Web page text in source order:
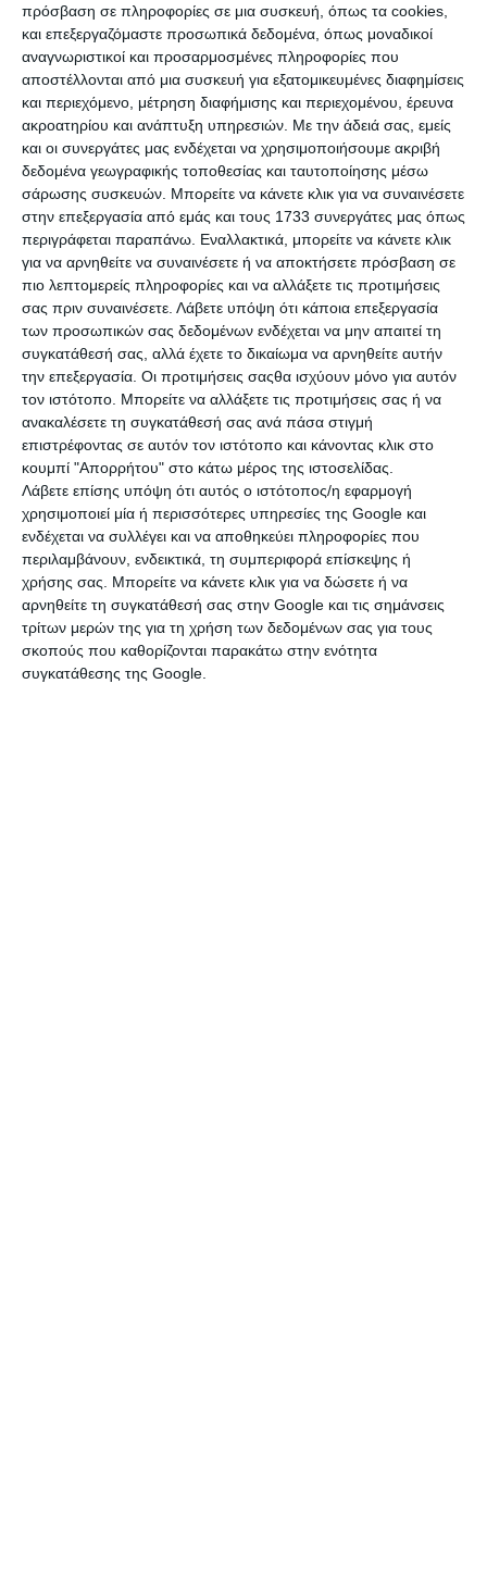
πρόσβαση σε πληροφορίες σε μια συσκευή, όπως τα cookies,
και επεξεργαζόμαστε προσωπικά δεδομένα, όπως μοναδικοί
αναγνωριστικοί και προσαρμοσμένες πληροφορίες που
αποστέλλονται από μια συσκευή για εξατομικευμένες διαφημίσεις
και περιεχόμενο, μέτρηση διαφήμισης και περιεχομένου, έρευνα
ακροατηρίου και ανάπτυξη υπηρεσιών. Με την άδειά σας, εμείς
και οι συνεργάτες μας ενδέχεται να χρησιμοποιήσουμε ακριβή
δεδομένα γεωγραφικής τοποθεσίας και ταυτοποίησης μέσω
σάρωσης συσκευών. Μπορείτε να κάνετε κλικ για να συναινέσετε
στην επεξεργασία από εμάς και τους 1733 συνεργάτες μας όπως
περιγράφεται παραπάνω. Εναλλακτικά, μπορείτε να κάνετε κλικ
για να αρνηθείτε να συναινέσετε ή να αποκτήσετε πρόσβαση σε
πιο λεπτομερείς πληροφορίες και να αλλάξετε τις προτιμήσεις
σας πριν συναινέσετε. Λάβετε υπόψη ότι κάποια επεξεργασία
των προσωπικών σας δεδομένων ενδέχεται να μην απαιτεί τη
συγκατάθεσή σας, αλλά έχετε το δικαίωμα να αρνηθείτε αυτήν
την επεξεργασία. Οι προτιμήσεις σαςθα ισχύουν μόνο για αυτόν
τον ιστότοπο. Μπορείτε να αλλάξετε τις προτιμήσεις σας ή να
ανακαλέσετε τη συγκατάθεσή σας ανά πάσα στιγμή
επιστρέφοντας σε αυτόν τον ιστότοπο και κάνοντας κλικ στο
κουμπί "Απορρήτου" στο κάτω μέρος της ιστοσελίδας.
Λάβετε επίσης υπόψη ότι αυτός ο ιστότοπος/η εφαρμογή
χρησιμοποιεί μία ή περισσότερες υπηρεσίες της Google και
ενδέχεται να συλλέγει και να αποθηκεύει πληροφορίες που
περιλαμβάνουν, ενδεικτικά, τη συμπεριφορά επίσκεψης ή
χρήσης σας. Μπορείτε να κάνετε κλικ για να δώσετε ή να
αρνηθείτε τη συγκατάθεσή σας στην Google και τις σημάνσεις
τρίτων μερών της για τη χρήση των δεδομένων σας για τους
σκοπούς που καθορίζονται παρακάτω στην ενότητα
συγκατάθεσης της Google.
KTM
Χερσόνησος
EXE, enduro, 125cc, μοντ. 12/2003, 30HP, 1500χλμ., άριστη
κατάσταση, χούφτες, σαν καινούργιο από στοκ.
Τετάρτη, 05 Αύγ 2026
KTM
Πόλη Ηρακλείου
DUKE, naked, 125cc, μοντ. 6/25, 23, 15HP, 3000χλμ., άριστη
€ 3.800